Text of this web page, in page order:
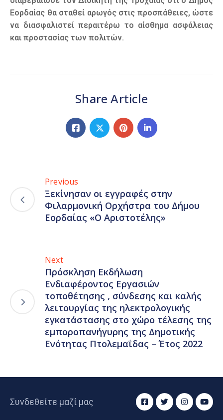
Εορδαίας θα σταθεί αρωγός στις προσπάθειες, ώστε
να διασφαλιστεί περαιτέρω το αίσθημα ασφάλειας
και προστασίας των πολιτών.
Share Article
Previous
Ξεκίνησαν οι εγγραφές στην
Φιλαρμονική Ορχήστρα του Δήμου
Εορδαίας «Ο Αριστοτέλης»
Next
Πρόσκληση Εκδήλωση
Ενδιαφέροντος Εργασιών
τοποθέτησης , σύνδεσης και καλής
λειτουργίας της ηλεκτρολογικής
εγκατάστασης στο χώρο τέλεσης της
εμποροπανήγυρης της Δημοτικής
Ενότητας Πτολεμαΐδας – Έτος 2022
Συνδεθείτε μαζί μας